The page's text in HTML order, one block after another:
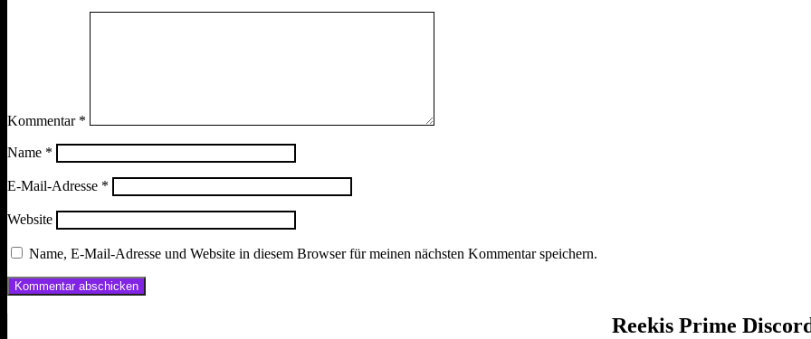
Kommentar *
Name *
E-Mail-Adresse *
Website
Name, E-Mail-Adresse und Website in diesem Browser für meinen nächsten Kommentar speichern.
Reekis Prime